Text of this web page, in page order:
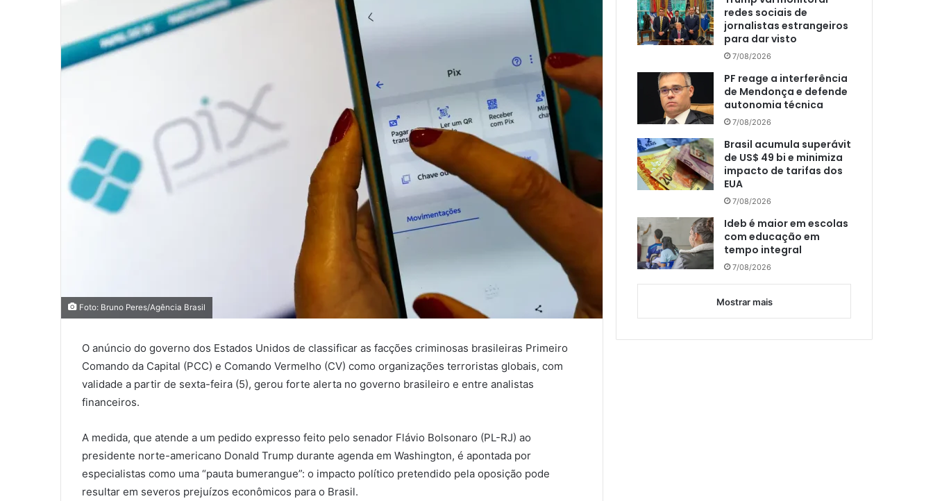
Foto: Bruno Peres/Agência Brasil
O anúncio do governo dos Estados Unidos de classificar as facções criminosas brasileiras Primeiro
Comando da Capital (PCC) e Comando Vermelho (CV) como organizações terroristas globais, com
validade a partir de sexta-feira (5), gerou forte alerta no governo brasileiro e entre analistas
financeiros.
A medida, que atende a um pedido expresso feito pelo senador Flávio Bolsonaro (PL-RJ) ao
presidente norte-americano Donald Trump durante agenda em Washington, é apontada por
especialistas como uma “pauta bumerangue”: o impacto político pretendido pela oposição pode
resultar em severos prejuízos econômicos para o Brasil.
redes sociais de
jornalistas estrangeiros
para dar visto
7/08/2026
PF reage a interferência
de Mendonça e defende
autonomia técnica
7/08/2026
Brasil acumula superávit
de US$ 49 bi e minimiza
impacto de tarifas dos
EUA
7/08/2026
Ideb é maior em escolas
com educação em
tempo integral
7/08/2026
Mostrar mais